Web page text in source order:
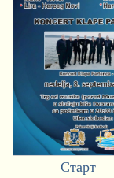
Старт